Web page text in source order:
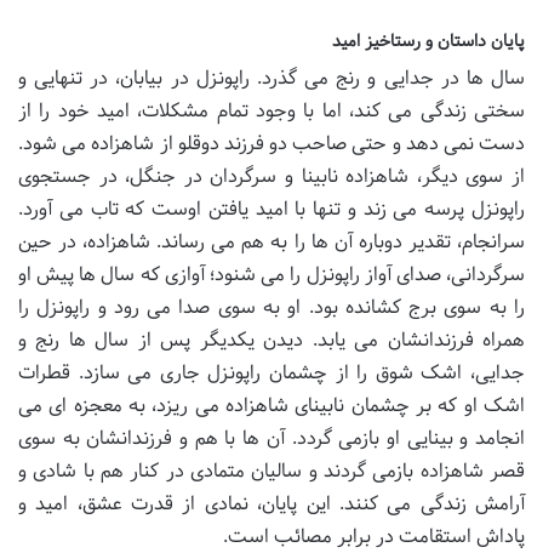
پایان داستان و رستاخیز امید
سال ها در جدایی و رنج می گذرد. راپونزل در بیابان، در تنهایی و
سختی زندگی می کند، اما با وجود تمام مشکلات، امید خود را از
دست نمی دهد و حتی صاحب دو فرزند دوقلو از شاهزاده می شود.
از سوی دیگر، شاهزاده نابینا و سرگردان در جنگل، در جستجوی
راپونزل پرسه می زند و تنها با امید یافتن اوست که تاب می آورد.
سرانجام، تقدیر دوباره آن ها را به هم می رساند. شاهزاده، در حین
سرگردانی، صدای آواز راپونزل را می شنود؛ آوازی که سال ها پیش او
را به سوی برج کشانده بود. او به سوی صدا می رود و راپونزل را
همراه فرزندانشان می یابد. دیدن یکدیگر پس از سال ها رنج و
جدایی، اشک شوق را از چشمان راپونزل جاری می سازد. قطرات
اشک او که بر چشمان نابینای شاهزاده می ریزد، به معجزه ای می
انجامد و بینایی او بازمی گردد. آن ها با هم و فرزندانشان به سوی
قصر شاهزاده بازمی گردند و سالیان متمادی در کنار هم با شادی و
آرامش زندگی می کنند. این پایان، نمادی از قدرت عشق، امید و
پاداش استقامت در برابر مصائب است.